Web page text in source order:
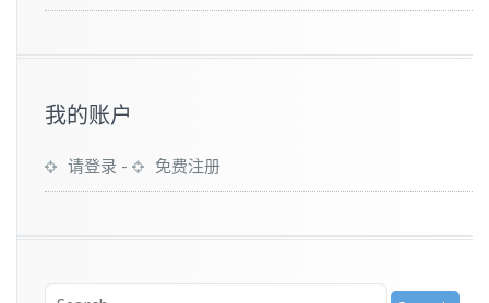
我的账户
请登录 - 免费注册